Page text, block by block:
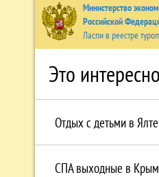
Министерство
Российской
Ласпи в реестре
Это интересно
Отдых с детьми в Ялте
СПА выходные в